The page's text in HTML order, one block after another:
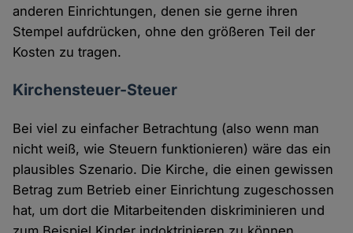
anderen Einrichtungen, denen sie gerne ihren
Stempel aufdrücken, ohne den größeren Teil der
Kosten zu tragen.
Kirchensteuer-Steuer
Bei viel zu einfacher Betrachtung (also wenn man
nicht weiß, wie Steuern funktionieren) wäre das ein
plausibles Szenario. Die Kirche, die einen gewissen
Betrag zum Betrieb einer Einrichtung zugeschossen
hat, um dort die Mitarbeitenden diskriminieren und